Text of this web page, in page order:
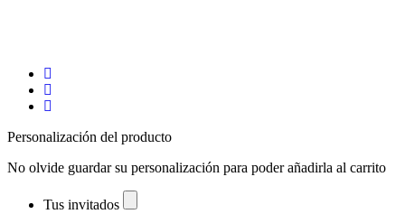
Personalización del producto
No olvide guardar su personalización para poder añadirla al carrito
Tus invitados